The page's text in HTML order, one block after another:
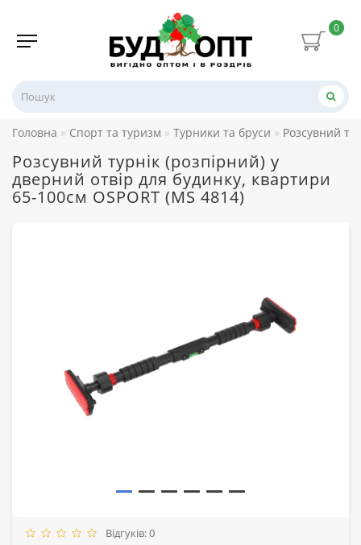
0
Головна Спорт та туризм Турники та бруси Розсувний
Розсувний турнік (розпірний) у
дверний отвір для будинку, квартири
65-100см OSPORT (MS 4814)
Відгуків: 0